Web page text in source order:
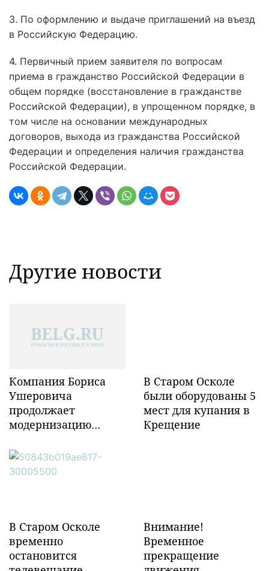
3. По оформлению и выдаче приглашений на въезд
в Российскую Федерацию.
4. Первичный прием заявителя по вопросам
приема в гражданство Российской Федерации в
общем порядке (восстановление в гражданстве
Российской Федерации), в упрощенном порядке, в
том числе на основании международных
договоров, выхода из гражданства Российской
Федерации и определения наличия гражданства
Российской Федерации.
Другие новости
Компания Бориса
Ушеровича
продолжает
модернизацию
инфраструктуры в
Забайкалье
В Старом Осколе
были оборудованы 5
мест для купания в
Крещение
В Старом Осколе
временно
остановится
Внимание!
Временное
прекращение